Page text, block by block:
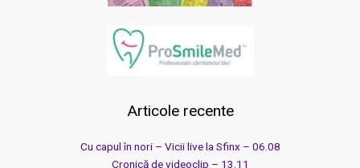
Articole recente
Cu capul în nori – Vicii live la Sfinx – 06.08
Cronică de videoclip – 13.11